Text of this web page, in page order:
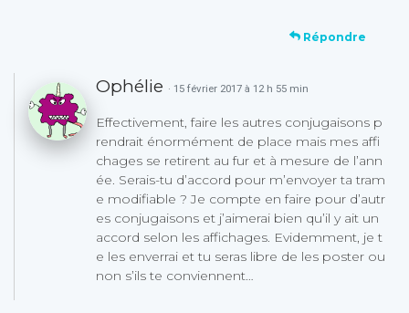
Répondre
Ophélie · 15 février 2017 à 12 h 55 min
Effectivement, faire les autres conjugaisons p
rendrait énormément de place mais mes affi
chages se retirent au fur et à mesure de l’ann
ée. Serais-tu d’accord pour m’envoyer ta tram
e modifiable ? Je compte en faire pour d’autr
es conjugaisons et j’aimerai bien qu’il y ait un
accord selon les affichages. Evidemment, je t
e les enverrai et tu seras libre de les poster ou
non s’ils te conviennent…